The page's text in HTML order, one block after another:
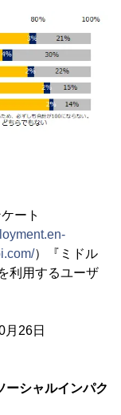
ート
）『ミドル
利用するユーザ
26日
ーシャルインパク